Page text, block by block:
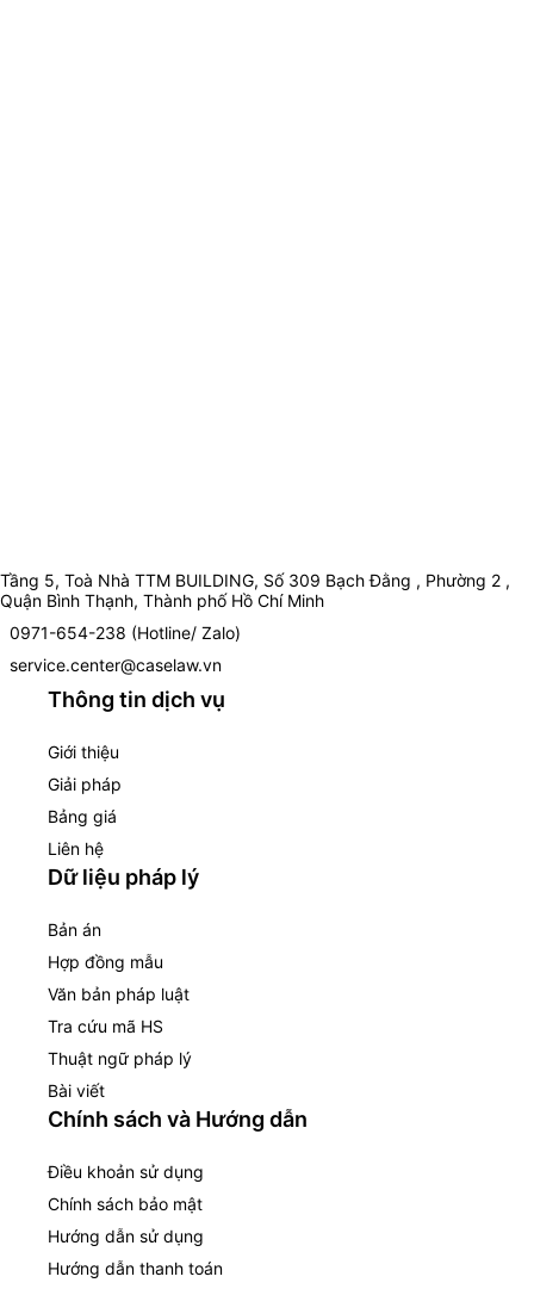
Tầng 5, Toà Nhà TTM BUILDING, Số 309 Bạch Đằng , Phường 2 ,
Quận Bình Thạnh, Thành phố Hồ Chí Minh
0971-654-238 (Hotline/ Zalo)
service.center@caselaw.vn
Thông tin dịch vụ
Giới thiệu
Giải pháp
Bảng giá
Liên hệ
Dữ liệu pháp lý
Bản án
Hợp đồng mẫu
Văn bản pháp luật
Tra cứu mã HS
Thuật ngữ pháp lý
Bài viết
Chính sách và Hướng dẫn
Điều khoản sử dụng
Chính sách bảo mật
Hướng dẫn sử dụng
Hướng dẫn thanh toán